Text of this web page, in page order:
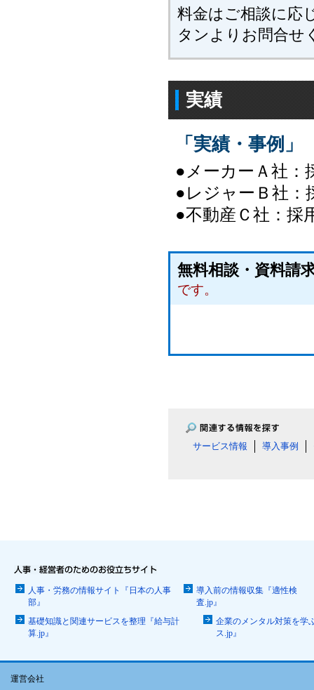
料金はご相談に応
タンよりお問合せ
実績
「実績・事例」
●メーカーＡ社：
●レジャーＢ社：
●不動産Ｃ社：採
無料相談・資料
です。
サービス情報 導入事例
人事・労務の情報サイト『日本の人事
部』
導入前の情報収集『適性検
査.jp』
基礎知識と関連サービスを整理『給与計
算.jp』
企業のメンタル対策を学
ス.jp』
運営会社